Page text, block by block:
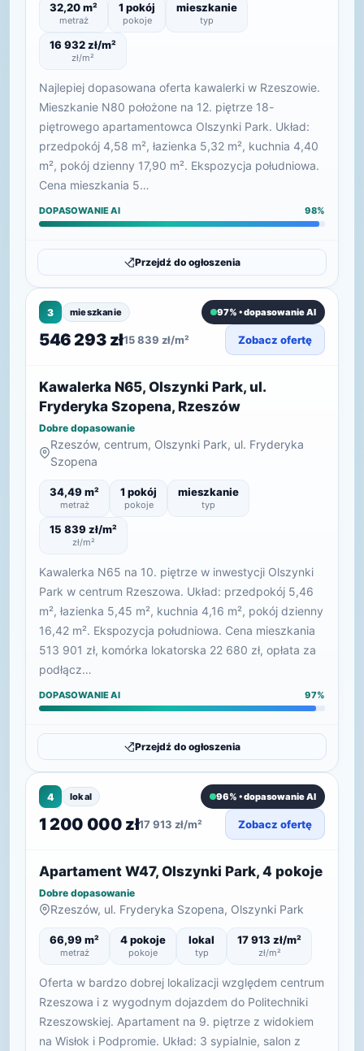
32,20 m²
metraż
1 pokój
pokoje
mieszkanie
typ
16 932 zł/m²
zł/m²
Najlepiej dopasowana oferta kawalerki w Rzeszowie.
Mieszkanie N80 położone na 12. piętrze 18-
piętrowego apartamentowca Olszynki Park. Układ:
przedpokój 4,58 m², łazienka 5,32 m², kuchnia 4,40
m², pokój dzienny 17,90 m². Ekspozycja południowa.
Cena mieszkania 5…
DOPASOWANIE AI 98%
Przejdź do ogłoszenia
3 mieszkanie 97% • dopasowanie AI
546 293 zł15 839 zł/m² Zobacz ofertę
Kawalerka N65, Olszynki Park, ul.
Fryderyka Szopena, Rzeszów
Dobre dopasowanie
Rzeszów, centrum, Olszynki Park, ul. Fryderyka
Szopena
34,49 m²
metraż
1 pokój
pokoje
mieszkanie
typ
15 839 zł/m²
zł/m²
Kawalerka N65 na 10. piętrze w inwestycji Olszynki
Park w centrum Rzeszowa. Układ: przedpokój 5,46
m², łazienka 5,45 m², kuchnia 4,16 m², pokój dzienny
16,42 m². Ekspozycja południowa. Cena mieszkania
513 901 zł, komórka lokatorska 22 680 zł, opłata za
podłącz…
DOPASOWANIE AI 97%
Przejdź do ogłoszenia
4 lokal 96% • dopasowanie AI
1 200 000 zł17 913 zł/m² Zobacz ofertę
Apartament W47, Olszynki Park, 4 pokoje
Dobre dopasowanie
Rzeszów, ul. Fryderyka Szopena, Olszynki Park
66,99 m²
metraż
4 pokoje
pokoje
lokal
typ
17 913 zł/m²
zł/m²
Oferta w bardzo dobrej lokalizacji względem centrum
Rzeszowa i z wygodnym dojazdem do Politechniki
Rzeszowskiej. Apartament na 9. piętrze z widokiem
na Wisłok i Podpromie. Układ: 3 sypialnie, salon z